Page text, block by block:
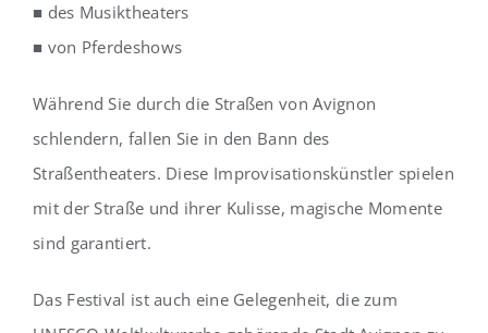
■ des Musiktheaters
■ von Pferdeshows
Während Sie durch die Straßen von Avignon
schlendern, fallen Sie in den Bann des
Straßentheaters. Diese Improvisationskünstler spielen
mit der Straße und ihrer Kulisse, magische Momente
sind garantiert.
Das Festival ist auch eine Gelegenheit, die zum